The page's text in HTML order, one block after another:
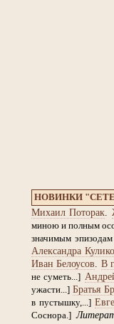
НОВИНКИ
Михаил Поторак.
миною и полным
значимым
Александра
Иван Белоусов. В
не суметь...]
ужасти...] Братья
в пустышку,...]
Соснора.]